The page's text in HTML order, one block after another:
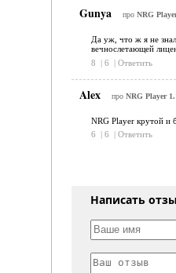
Gunya про NRG
Да уж, что ж я не
вечнослетающей
8
| 6 | Ответить
Alex про NRG Player
NRG Player крутой и
6
| 6 | Ответить
Написать